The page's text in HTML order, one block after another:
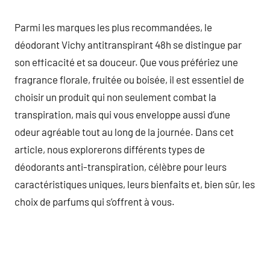
Parmi les marques les plus recommandées, le
déodorant Vichy antitranspirant 48h se distingue par
son efficacité et sa douceur. Que vous préfériez une
fragrance florale, fruitée ou boisée, il est essentiel de
choisir un produit qui non seulement combat la
transpiration, mais qui vous enveloppe aussi d’une
odeur agréable tout au long de la journée. Dans cet
article, nous explorerons différents types de
déodorants anti-transpiration, célèbre pour leurs
caractéristiques uniques, leurs bienfaits et, bien sûr, les
choix de parfums qui s’offrent à vous.